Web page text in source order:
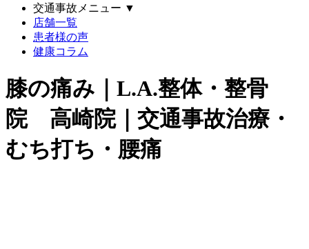
交通事故メニュー ▼
店舗一覧
患者様の声
健康コラム
膝の痛み｜L.A.整体・整骨
院 高崎院｜交通事故治療・
むち打ち・腰痛